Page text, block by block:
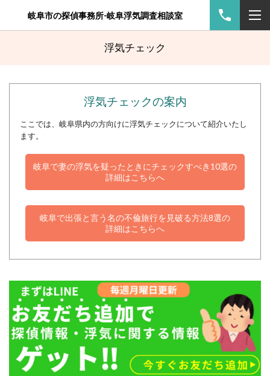
岐阜市の探偵事務所-岐阜浮気調査相談室
浮気チェック
浮気チェックの案内
ここでは、岐阜県内の方向けに浮気チェックについて紹介いたし
ます。
岐阜で妻の浮気を疑ったときにチェックすべき10選の
詳細はこちらへ
岐阜で出張と言う名の不倫旅行を見破る方法8選の
詳細はこちらへ